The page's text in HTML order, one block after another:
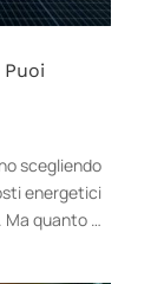
scegliendo
energetici
quanto …